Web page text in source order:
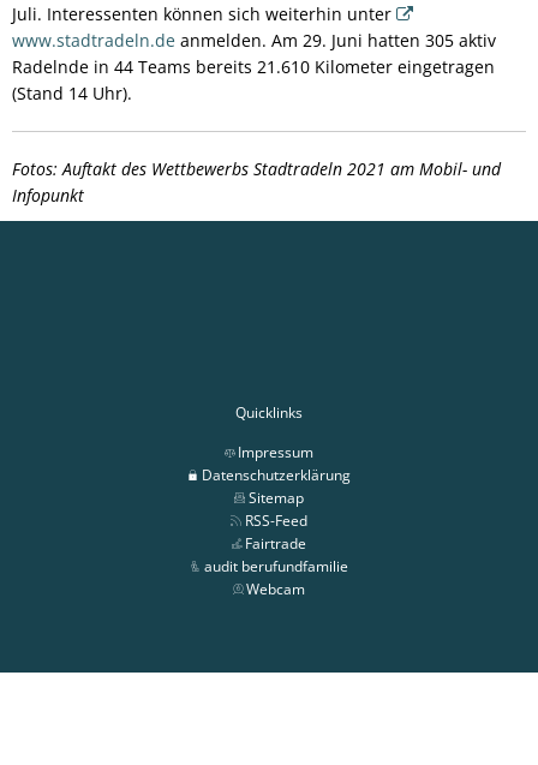
Juli. Interessenten können sich weiterhin unter
www.stadtradeln.de anmelden. Am 29. Juni hatten 305 aktiv
Radelnde in 44 Teams bereits 21.610 Kilometer eingetragen
(Stand 14 Uhr).
Fotos: Auftakt des Wettbewerbs Stadtradeln 2021 am Mobil- und
Infopunkt
Quicklinks
Impressum
Datenschutzerklärung
Sitemap
RSS-Feed
Fairtrade
audit berufundfamilie
Webcam